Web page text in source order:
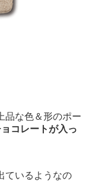
品な色＆形のポー
コレートが入っ
ているようなの